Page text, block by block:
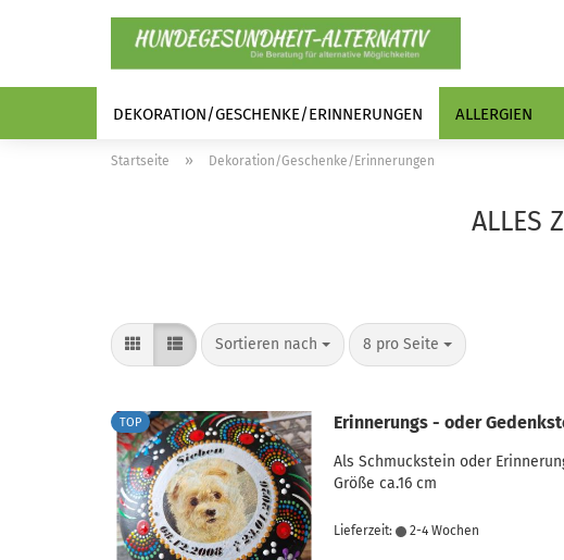
DEKORATION/GESCHENKE/ERINNERUNGEN ALLERGIEN
Startseite » Dekoration/Geschenke/Erinnerungen
ALLES
Sortieren nach
Sortieren nach 8 pro Seite
pro Seite
TOP Erinnerungs - oder
Als Schmuckstein oder
Größe ca.16 cm
Lieferzeit: 2-4 Wochen